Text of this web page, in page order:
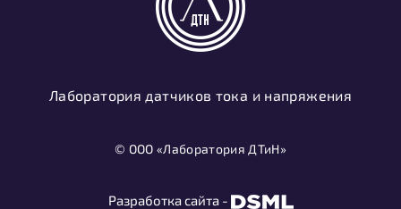
Лаборатория датчиков тока и напряжения
© ООО «Лаборатория ДТиН»
Разработка сайта -